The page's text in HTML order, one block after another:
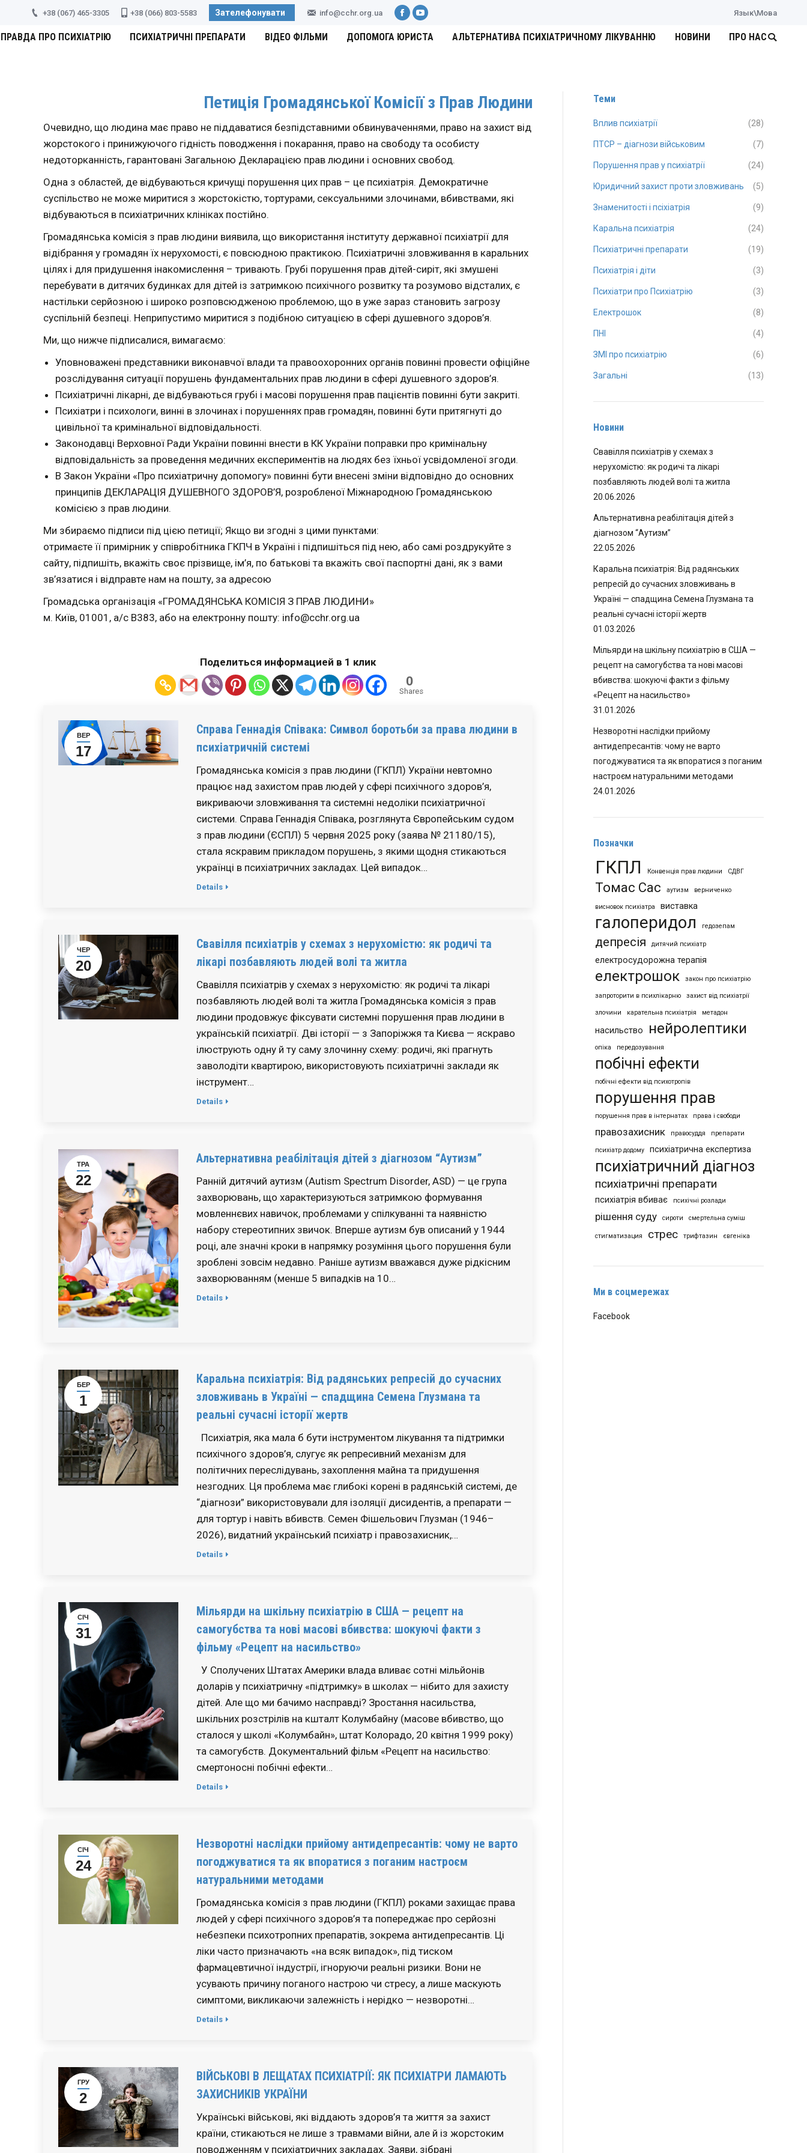
+38 (067) 465-3305 +38 (066) 803-5583 Зателефонувати info@cchr.org.ua
Facebook
YouTube
Язык\Мова
ПРАВДА ПРО ПСИХІАТРІЮ ПСИХІАТРИЧНІ ПРЕПАРАТИ ВІДЕО ФІЛЬМИ ДОПОМОГА ЮРИСТА АЛЬТЕРНАТИВА ПСИХІАТРИЧНОМУ ЛІКУВАННЮ НОВИНИ ПРО НАСSearch:
Петиція Громадянської Комісії з Прав Людини
Очевидно, що людина має право не піддаватися безпідставними обвинуваченнями, право на захист від
жорстокого і принижуючого гідність поводження і покарання, право на свободу та особисту
недоторканність, гарантовані Загальною Декларацією прав людини і основних свобод.
Одна з областей, де відбуваються кричущі порушення цих прав – це психіатрія. Демократичне
суспільство не може миритися з жорстокістю, тортурами, сексуальними злочинами, вбивствами, які
відбуваються в психіатричних клініках постійно.
Громадянська комісія з прав людини виявила, що використання інституту державної психіатрії для
відібрання у громадян їх нерухомості, є повсюдною практикою. Психіатричні зловживання в каральних
цілях і для придушення інакомислення – тривають. Грубі порушення прав дітей-сиріт, які змушені
перебувати в дитячих будинках для дітей із затримкою психічного розвитку та розумово відсталих, є
настільки серйозною і широко розповсюдженою проблемою, що в уже зараз становить загрозу
суспільній безпеці. Неприпустимо миритися з подібною ситуацією в сфері душевного здоров’я.
Ми, що нижче підписалися, вимагаємо:
Уповноважені представники виконавчої влади та правоохоронних органів повинні провести офіційне
розслідування ситуації порушень фундаментальних прав людини в сфері душевного здоров’я.
Психіатричні лікарні, де відбуваються грубі і масові порушення прав пацієнтів повинні бути закриті.
Психіатри і психологи, винні в злочинах і порушеннях прав громадян, повинні бути притягнуті до
цивільної та кримінальної відповідальності.
Законодавці Верховної Ради України повинні внести в КК України поправки про кримінальну
відповідальність за проведення медичних експериментів на людях без їхньої усвідомленої згоди.
В Закон України «Про психіатричну допомогу» повинні бути внесені зміни відповідно до основних
принципів ДЕКЛАРАЦІЯ ДУШЕВНОГО ЗДОРОВ’Я, розробленої Міжнародною Громадянською
комісією з прав людини.
Ми збираємо підписи під цією петиції; Якщо ви згодні з цими пунктами:
отримаєте її примірник у співробітника ГКПЧ в Україні і підпишіться під нею, або самі роздрукуйте з
сайту, підпишіть, вкажіть своє прізвище, ім’я, по батькові та вкажіть свої паспортні дані, як з вами
зв’язатися і відправте нам на пошту, за адресою
Громадська організація «ГРОМАДЯНСЬКА КОМІСІЯ З ПРАВ ЛЮДИНИ»
м. Київ, 01001, а/с В383, або на електронну пошту: info@cchr.org.ua
Поделиться информацией в 1 клик
0
Shares
ВЕР
17
Справа Геннадія Співака: Символ боротьби за права людини в
психіатричній системі
Громадянська комісія з прав людини (ГКПЛ) України невтомно
працює над захистом прав людей у сфері психічного здоров’я,
викриваючи зловживання та системні недоліки психіатричної
системи. Справа Геннадія Співака, розглянута Європейським судом
з прав людини (ЄСПЛ) 5 червня 2025 року (заява № 21180/15),
стала яскравим прикладом порушень, з якими щодня стикаються
українці в психіатричних закладах. Цей випадок…
Details
ЧЕР
20
Свавілля психіатрів у схемах з нерухомістю: як родичі та
лікарі позбавляють людей волі та житла
Свавілля психіатрів у схемах з нерухомістю: як родичі та лікарі
позбавляють людей волі та житла Громадянська комісія з прав
людини продовжує фіксувати системні порушення прав людини в
українській психіатрії. Дві історії — з Запоріжжя та Києва — яскраво
ілюструють одну й ту саму злочинну схему: родичі, які прагнуть
заволодіти квартирою, використовують психіатричні заклади як
інструмент…
Details
ТРА
22
Альтернативна реабілітація дітей з діагнозом “Аутизм”
Ранній дитячий аутизм (Autism Spectrum Disorder, ASD) — це група
захворювань, що характеризуються затримкою формування
мовленнєвих навичок, проблемами у спілкуванні та наявністю
набору стереотипних звичок. Вперше аутизм був описаний у 1944
році, але значні кроки в напрямку розуміння цього порушення були
зроблені зовсім недавно. Раніше аутизм вважався дуже рідкісним
захворюванням (менше 5 випадків на 10…
Details
БЕР
1
Каральна психіатрія: Від радянських репресій до сучасних
зловживань в Україні — спадщина Семена Глузмана та
реальні сучасні історії жертв
Психіатрія, яка мала б бути інструментом лікування та підтримки
психічного здоров’я, слугує як репресивний механізм для
політичних переслідувань, захоплення майна та придушення
незгодних. Ця проблема має глибокі корені в радянській системі, де
“діагнози” використовували для ізоляції дисидентів, а препарати —
для тортур і навіть вбивств. Семен Фішельович Глузман (1946–
2026), видатний український психіатр і правозахисник,…
Details
СІЧ
31
Мільярди на шкільну психіатрію в США — рецепт на
самогубства та нові масові вбивства: шокуючі факти з
фільму «Рецепт на насильство»
У Сполучених Штатах Америки влада вливає сотні мільйонів
доларів у психіатричну «підтримку» в школах — нібито для захисту
дітей. Але що ми бачимо насправді? Зростання насильства,
шкільних розстрілів на кшталт Колумбайну (масове вбивство, що
сталося у школі «Колумбайн», штат Колорадо, 20 квітня 1999 року)
та самогубств. Документальний фільм «Рецепт на насильство:
смертоносні побічні ефекти…
Details
СІЧ
24
Незворотні наслідки прийому антидепресантів: чому не варто
погоджуватися та як впоратися з поганим настроєм
натуральними методами
Громадянська комісія з прав людини (ГКПЛ) роками захищає права
людей у сфері психічного здоров’я та попереджає про серйозні
небезпеки психотропних препаратів, зокрема антидепресантів. Ці
ліки часто призначають «на всяк випадок», під тиском
фармацевтичної індустрії, ігноруючи реальні ризики. Вони не
усувають причину поганого настрою чи стресу, а лише маскують
симптоми, викликаючи залежність і нерідко — незворотні…
Details
ГРУ
2
ВІЙСЬКОВІ В ЛЕЩАТАХ ПСИХІАТРІЇ: ЯК ПСИХІАТРИ ЛАМАЮТЬ
ЗАХИСНИКІВ УКРАЇНИ
Українські військові, які віддають здоров’я та життя за захист
країни, стикаються не лише з травмами війни, але й із жорстоким
поводженням у психіатричних закладах. Заяви, зібрані
Теми
Вплив психіатрії (28)
ПТСР – діагнози військовим (7)
Порушення прав у психіатрії (24)
Юридичний захист проти зловживань (5)
Знаменитості і псіхіатрія (9)
Каральна психіатрія (24)
Психіатричні препарати (19)
Психіатрія і діти (3)
Психіатри про Психіатрію (3)
Електрошок (8)
ПНІ (4)
ЗМІ про психіатрію (6)
Загальні (13)
Новини
Свавілля психіатрів у схемах з
нерухомістю: як родичі та лікарі
позбавляють людей волі та житла
20.06.2026
Альтернативна реабілітація дітей з
діагнозом “Аутизм”
22.05.2026
Каральна психіатрія: Від радянських
репресій до сучасних зловживань в
Україні — спадщина Семена Глузмана та
реальні сучасні історії жертв
01.03.2026
Мільярди на шкільну психіатрію в США —
рецепт на самогубства та нові масові
вбивства: шокуючі факти з фільму
«Рецепт на насильство»
31.01.2026
Незворотні наслідки прийому
антидепресантів: чому не варто
погоджуватися та як впоратися з поганим
настроєм натуральними методами
24.01.2026
Позначки
ГКПЛ Конвенція прав людини СДВГ
Томас Сас аутизм верниченко
висновок психіатра виставка
галоперидол гедозепам
депресія дитячий психіатр
електросудорожна терапія
електрошок закон про психіатрію
запроторити в психлікарню захист від психіатрії
злочини карательна психіатрія метадон
насильство нейролептики
опіка передозування
побічні ефекти
побічні ефекти від психотропів
порушення прав
порушення прав в інтернатах права і свободи
правозахисник правосуддя препарати
психіатр додому психіатрична експертиза
психіатричний діагноз
психіатричні препарати
психіатрія вбиває психічні розлади
рішення суду сироти смертельна суміш
стигматизация стрес трифтазин євгеніка
Ми в соцмережах
Facebook